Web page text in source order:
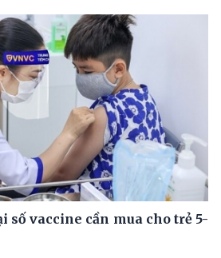
số vaccine cần mua cho trẻ 5-